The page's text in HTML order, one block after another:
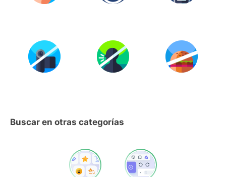
Buscar en otras categorías